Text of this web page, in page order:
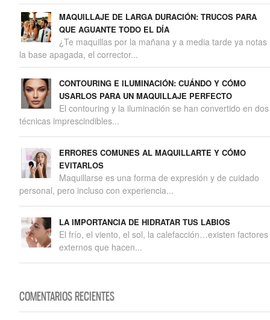
MAQUILLAJE DE LARGA DURACIÓN: TRUCOS PARA
QUE AGUANTE TODO EL DÍA
¿Te maquillas por la mañana y a media tarde ya notas
la base apagada, el corrector...
CONTOURING E ILUMINACIÓN: CUÁNDO Y CÓMO
USARLOS PARA UN MAQUILLAJE PERFECTO
El contouring y la iluminación se han convertido en dos
técnicas imprescindibles...
ERRORES COMUNES AL MAQUILLARTE Y CÓMO
EVITARLOS
Maquillarse es una forma de expresión y de cuidado
personal, pero incluso con experiencia...
LA IMPORTANCIA DE HIDRATAR TUS LABIOS
El frío, el viento, el sol, la calefacción…existen factores
externos que hacen...
COMENTARIOS RECIENTES